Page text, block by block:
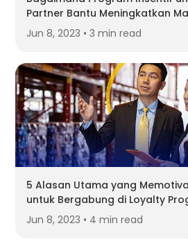
Partner Bantu Meningkatkan
Jun 8, 2023 • 3 min read
5 Alasan Utama yang
untuk Bergabung di Loyalty
Jun 8, 2023 • 4 min read